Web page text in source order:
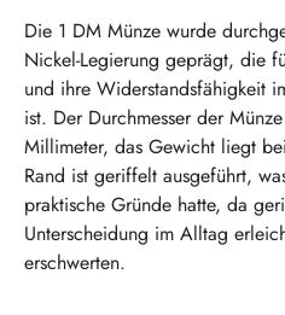
Die 1 DM Münze wurde
Nickel-Legierung geprägt, die
und ihre Widerstandsfähigkeit
ist. Der Durchmesser der
Millimeter, das Gewicht liegt
Rand ist geriffelt ausgeführt,
praktische Gründe hatte, da
Unterscheidung im Alltag
erschwerten.